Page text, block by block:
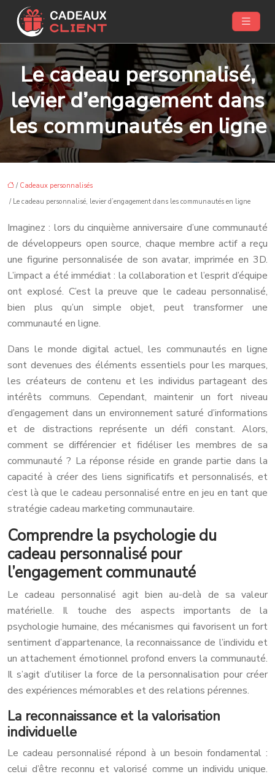
Le cadeau personnalisé,
levier d’engagement dans
les communautés en ligne
/ Cadeaux personnalisés
/ Le cadeau personnalisé, levier d’engagement dans les communautés en ligne
Imaginez : lors du cinquième anniversaire d’une communauté
de développeurs open source, chaque membre actif a reçu
une figurine personnalisée de son avatar, imprimée en 3D.
L’impact a été immédiat : la collaboration et l’esprit d’équipe
ont explosé. C’est la preuve que le cadeau personnalisé,
bien plus qu’un simple objet, peut transformer une
communauté en ligne.
Dans le monde digital actuel, les communautés en ligne
sont devenues des éléments essentiels pour les marques,
les créateurs de contenu et les individus partageant des
intérêts communs. Cependant, maintenir un fort niveau
d’engagement dans un environnement saturé d’informations
et de distractions représente un défi constant. Alors,
comment se différencier et fidéliser les membres de sa
communauté ? La réponse réside en grande partie dans la
capacité à créer des liens significatifs et personnalisés, et
c’est là que le cadeau personnalisé entre en jeu en tant que
stratégie cadeau marketing communautaire.
Comprendre la psychologie du
cadeau personnalisé pour
l’engagement communauté
Le cadeau personnalisé agit bien au-delà de sa valeur
matérielle. Il touche des aspects importants de la
psychologie humaine, des mécanismes qui favorisent un fort
sentiment d’appartenance, la reconnaissance de l’individu et
un attachement émotionnel profond envers la communauté.
Il s’agit d’utiliser la force de la personnalisation pour créer
des expériences mémorables et des relations pérennes.
La reconnaissance et la valorisation
individuelle
Le cadeau personnalisé répond à un besoin fondamental :
celui d’être reconnu et valorisé comme un individu unique.